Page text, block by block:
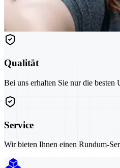
Qualität
Bei uns erhalten Sie nur die besten
Service
Wir bieten Ihnen einen Rundum-